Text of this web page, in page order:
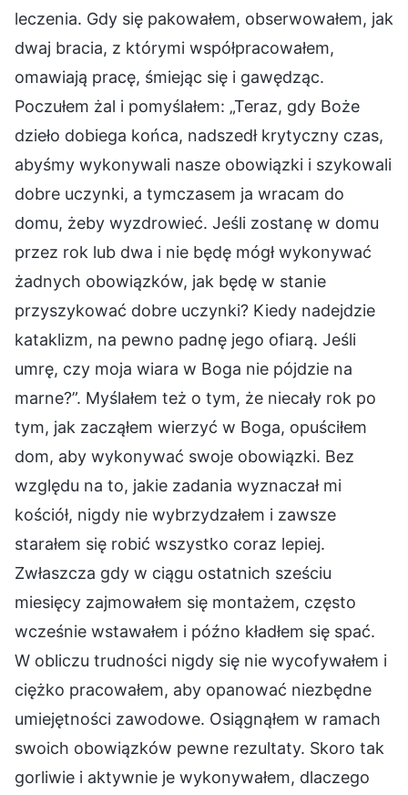
leczenia. Gdy się pakowałem, obserwowałem, jak
dwaj bracia, z którymi współpracowałem,
omawiają pracę, śmiejąc się i gawędząc.
Poczułem żal i pomyślałem: „Teraz, gdy Boże
dzieło dobiega końca, nadszedł krytyczny czas,
abyśmy wykonywali nasze obowiązki i szykowali
dobre uczynki, a tymczasem ja wracam do
domu, żeby wyzdrowieć. Jeśli zostanę w domu
przez rok lub dwa i nie będę mógł wykonywać
żadnych obowiązków, jak będę w stanie
przyszykować dobre uczynki? Kiedy nadejdzie
kataklizm, na pewno padnę jego ofiarą. Jeśli
umrę, czy moja wiara w Boga nie pójdzie na
marne?”. Myślałem też o tym, że niecały rok po
tym, jak zacząłem wierzyć w Boga, opuściłem
dom, aby wykonywać swoje obowiązki. Bez
względu na to, jakie zadania wyznaczał mi
kościół, nigdy nie wybrzydzałem i zawsze
starałem się robić wszystko coraz lepiej.
Zwłaszcza gdy w ciągu ostatnich sześciu
miesięcy zajmowałem się montażem, często
wcześnie wstawałem i późno kładłem się spać.
W obliczu trudności nigdy się nie wycofywałem i
ciężko pracowałem, aby opanować niezbędne
umiejętności zawodowe. Osiągnąłem w ramach
swoich obowiązków pewne rezultaty. Skoro tak
gorliwie i aktywnie je wykonywałem, dlaczego